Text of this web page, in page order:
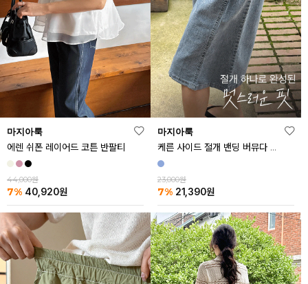
마지아룩
에렌 쉬폰 레이어드 코튼 반팔티
44,000원
7% 40,920원
마지아룩
케른 사이드 절개 밴딩 버뮤다 데님 반바지
23,000원
7% 21,390원